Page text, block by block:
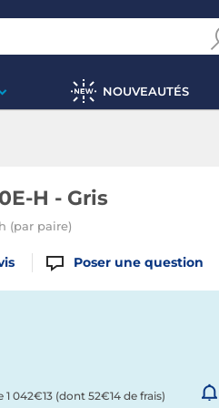
NOUVEAUTÉS
H - Gris
(par paire)
Poser une question
1 042€13 (dont 52€14 de frais)